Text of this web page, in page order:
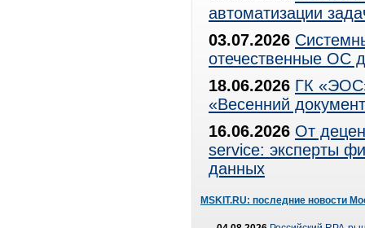
автоматизации
03.07.2026
отечественные ОС
18.06.2026 ГК
«Весенний
16.06.2026 От
service: эксперты
данных
MSKIT.RU: последние новости